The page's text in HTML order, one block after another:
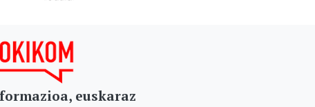
euskaraz